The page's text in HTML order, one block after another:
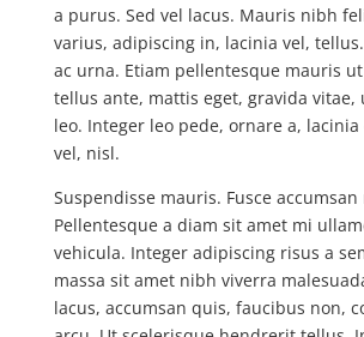
a purus. Sed vel lacus. Mauris nibh
varius, adipiscing in, lacinia vel,
ac urna. Etiam pellentesque mauris
tellus ante, mattis eget, gravida vitae,
leo. Integer leo pede, ornare a,
vel, nisl.
Suspendisse mauris. Fusce
Pellentesque a diam sit amet mi
vehicula. Integer adipiscing risus a
massa sit amet nibh viverra
lacus, accumsan quis, faucibus non,